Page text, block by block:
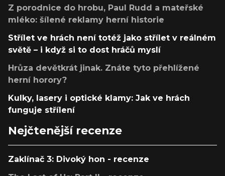
Z porodnice do hrobu, Paul Rudd a mateřské
mléko: šílené reklamy herní historie
Střílet ve hrách není totéž jako střílet v reálném
světě – i když si to dost hráčů myslí
Hrůza devětkrát jinak. Znáte tyto přehlížené
herní horory?
Kulky, lasery i optické klamy: Jak ve hrách
funguje střílení
Nejčtenější recenze
Zaklínač 3: Divoký hon - recenze